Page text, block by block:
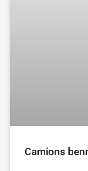
Camions